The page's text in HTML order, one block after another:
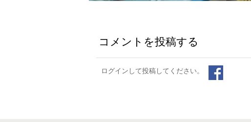
コメントを投稿する
ログインして投稿してください。